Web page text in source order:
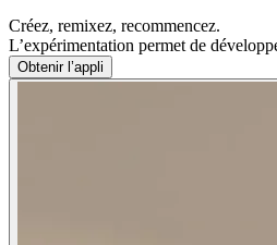
Créez, remixez, recommencez.
L’expérimentation permet de
Obtenir l’appli